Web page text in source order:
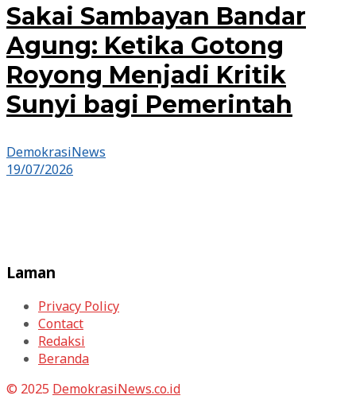
Sakai Sambayan Bandar
Agung: Ketika Gotong
Royong Menjadi Kritik
Sunyi bagi Pemerintah
DemokrasiNews
19/07/2026
Laman
Privacy Policy
Contact
Redaksi
Beranda
© 2025 DemokrasiNews.co.id